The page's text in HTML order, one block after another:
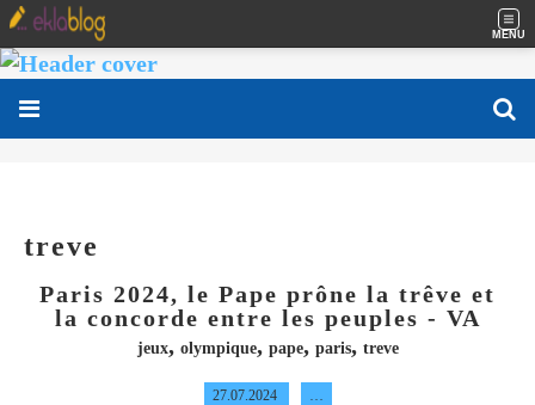
MENU
treve
Paris 2024, le Pape prône la trêve et
la concorde entre les peuples - VA
jeux, olympique, pape, paris, treve
27.07.2024 …